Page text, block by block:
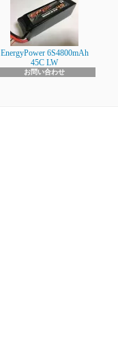
EnergyPower 6S4800mAh
45C LW
お問い合わせ